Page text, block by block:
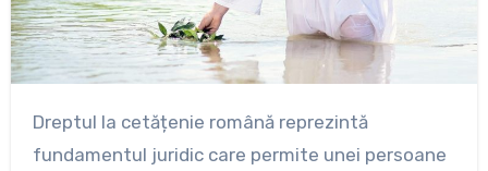
Dreptul la cetățenie română reprezintă
fundamentul juridic care permite unei persoane